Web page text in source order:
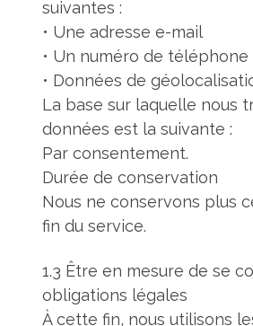
suivantes :
• Une adresse e-mail
• Un numéro de téléphone
• Données de
La base sur laquelle nous
données est la suivante :
Par consentement.
Durée de conservation
Nous ne conservons plus
fin du service.
1.3 Être en mesure de se
obligations légales
À cette fin, nous utilisons